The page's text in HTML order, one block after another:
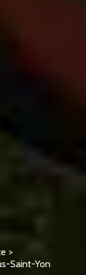
>
Saint-Yon